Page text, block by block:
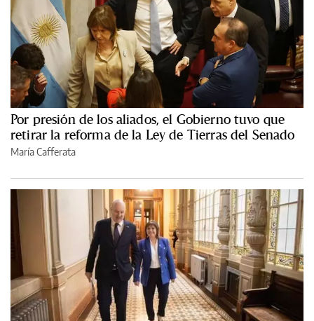
Por presión de los aliados, el Gobierno tuvo que
retirar la reforma de la Ley de Tierras del Senado
María Cafferata